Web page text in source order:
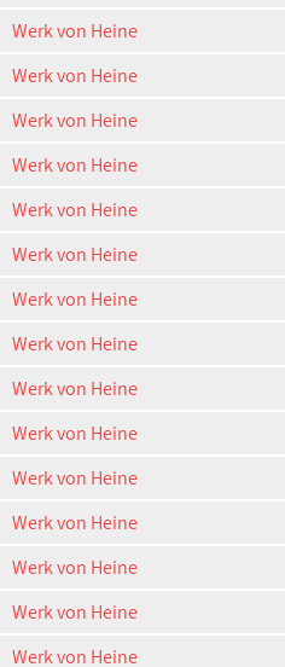
Werk von Heine
Werk von Heine
Werk von Heine
Werk von Heine
Werk von Heine
Werk von Heine
Werk von Heine
Werk von Heine
Werk von Heine
Werk von Heine
Werk von Heine
Werk von Heine
Werk von Heine
Werk von Heine
Werk von Heine